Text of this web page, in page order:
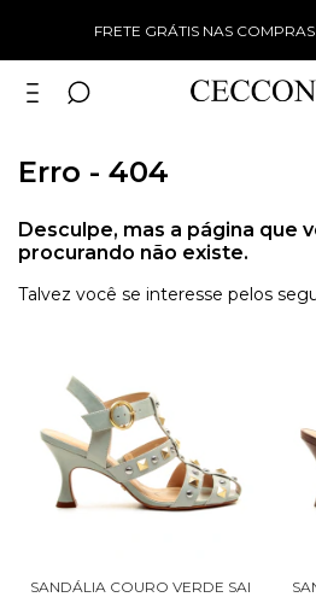
FRETE GRÁTIS NAS
Erro - 404
Desculpe, mas a página que
procurando não existe.
Talvez você se interesse pelos
SANDÁLIA COURO VERDE SALTO